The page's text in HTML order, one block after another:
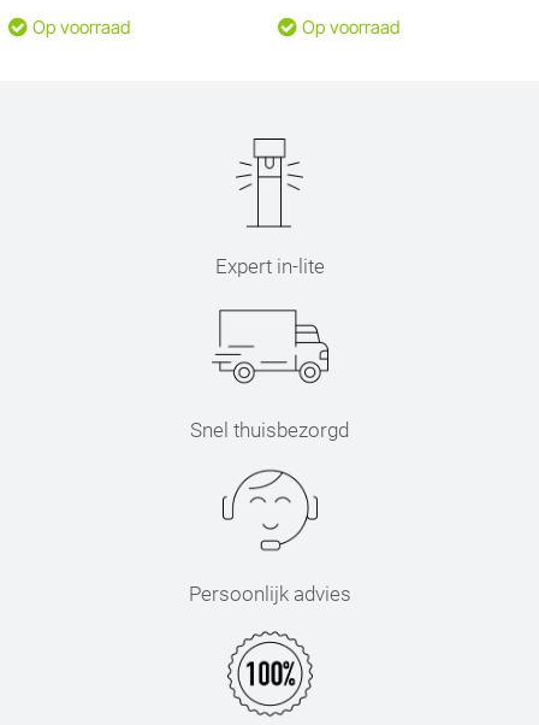
Op voorraad Op voorraad
Expert in-lite
Snel thuisbezorgd
Persoonlijk advies